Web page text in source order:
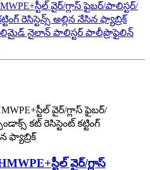
వైర్/గ్లాస్ ఫైబర్/పాలిస్టర్/
రెసిస్టెన్స్ అల్లిన నేసిన ఫ్యాబ్రిక్
నైలాన్ పాలిస్టర్ పాలీప్రొఫైలిన్
వైర్/గ్లాస్